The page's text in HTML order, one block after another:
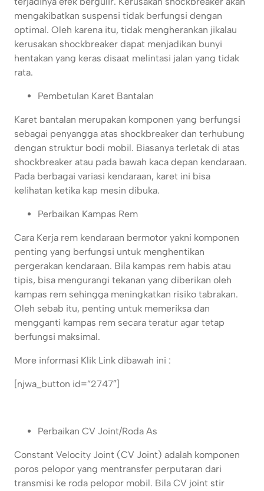
mengakibatkan suspensi tidak berfungsi dengan
optimal. Oleh karena itu, tidak mengherankan jikalau
kerusakan shockbreaker dapat menjadikan bunyi
hentakan yang keras disaat melintasi jalan yang tidak
rata.
Pembetulan Karet Bantalan
Karet bantalan merupakan komponen yang berfungsi
sebagai penyangga atas shockbreaker dan terhubung
dengan struktur bodi mobil. Biasanya terletak di atas
shockbreaker atau pada bawah kaca depan kendaraan.
Pada berbagai variasi kendaraan, karet ini bisa
kelihatan ketika kap mesin dibuka.
Perbaikan Kampas Rem
Cara Kerja rem kendaraan bermotor yakni komponen
penting yang berfungsi untuk menghentikan
pergerakan kendaraan. Bila kampas rem habis atau
tipis, bisa mengurangi tekanan yang diberikan oleh
kampas rem sehingga meningkatkan risiko tabrakan.
Oleh sebab itu, penting untuk memeriksa dan
mengganti kampas rem secara teratur agar tetap
berfungsi maksimal.
More informasi Klik Link dibawah ini :
[njwa_button id=”2747″]
Perbaikan CV Joint/Roda As
Constant Velocity Joint (CV Joint) adalah komponen
poros pelopor yang mentransfer perputaran dari
transmisi ke roda pelopor mobil. Bila CV joint stir